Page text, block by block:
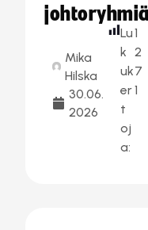
johtoryhmiä
Mika
Hilska
30.06.
2026
Lu
k
uk
er
t
oj
a:
1
2
7
1